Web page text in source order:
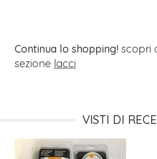
Continua lo shopping! scopri
sezione lacci
VISTI DI